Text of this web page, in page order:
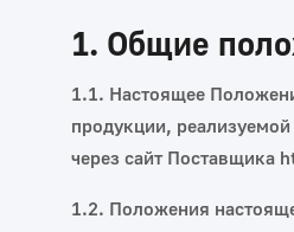
1. Общие
1.1. Настоящее
продукции,
через сайт Поставщика
1.2. Положения